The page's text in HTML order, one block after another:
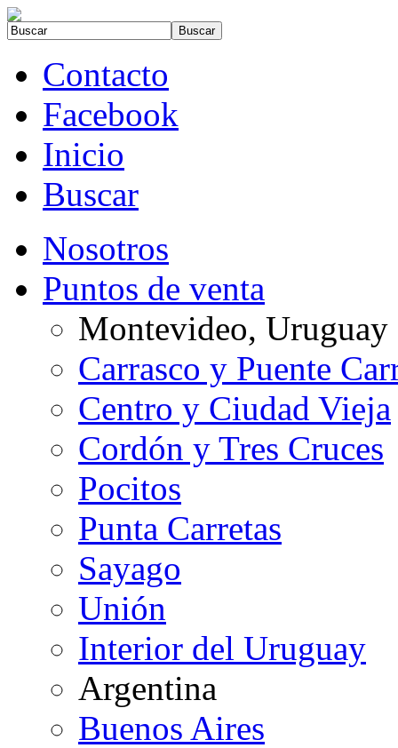
Contacto
Facebook
Inicio
Buscar
Nosotros
Puntos de venta
Montevideo, Uruguay
Carrasco y Puente
Centro y Ciudad Vieja
Cordón y Tres Cruces
Pocitos
Punta Carretas
Sayago
Unión
Interior del Uruguay
Argentina
Buenos Aires